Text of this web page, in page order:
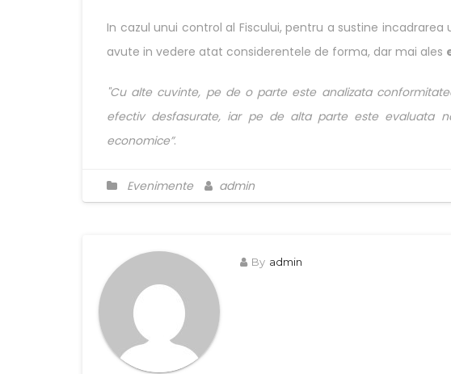
In cazul unui control al Fiscului, pentru a sustine
avute in vedere atat considerentele de forma, dar mai ales
"Cu alte cuvinte, pe de o parte este analizata
efectiv desfasurate, iar pe de alta parte este evaluata
economice”.
Evenimente admin
By admin